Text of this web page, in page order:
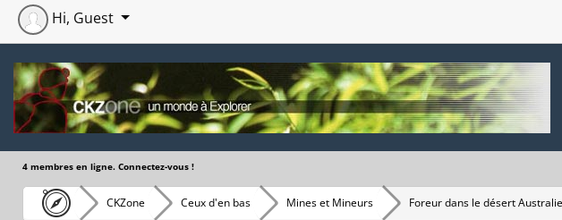
Hi, Guest
4 membres en ligne. Connectez-vous !
CKZone Ceux d'en bas Mines et Mineurs Foreur dans le désert